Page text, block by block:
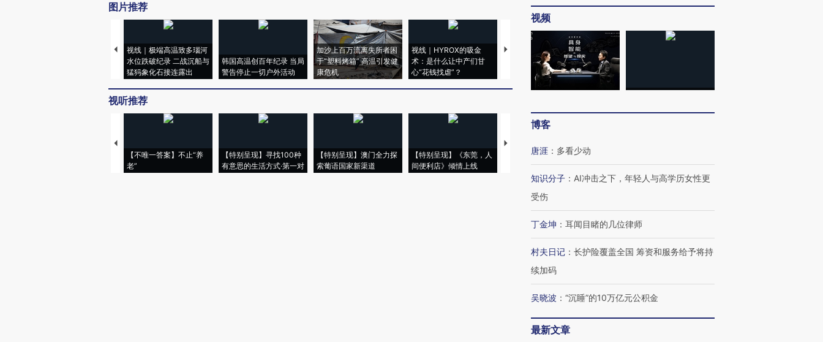
图片推荐
视线｜极端高温致多瑙河
水位跌破纪录 二战沉船与
猛犸象化石接连露出
韩国高温创百年纪录 当局
警告停止一切户外活动
加沙上百万流离失所者困
于“塑料烤箱” 高温引发健
康危机
视线｜HYROX的吸金
术：是什么让中产们甘
心“花钱找虐”？
马航飞行员跨国走私7万
粒摇头丸 尿检体内含3种
视线｜被称为“蟑螂”的印
度Z世代 用街头抗争将教
育部长拱下台
视听推荐
【不唯一答案】不止“养
老”
【特别呈现】寻找100种
有意思的生活方式·第一对
【特别呈现】澳门全力探
索葡语国家新渠道
【特别呈现】《东莞，人
间便利店》倾情上线
【推广】走进第四届链博
会，让数智科技“链”接产
有意思的生活方式·第三对
住三大增长引擎是什么？
视频
博客
唐涯 ： 多看少动
知识分子 ： AI冲击之下，年轻人与高学历女性更
受伤
丁金坤 ： 耳闻目睹的几位律师
村夫日记 ： 长护险覆盖全国 筹资和服务给予将持
续加码
吴晓波 ： “沉睡”的10万亿元公积金
最新文章